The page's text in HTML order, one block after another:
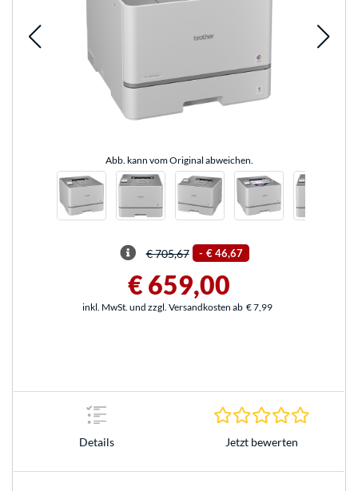
Abb. kann vom Original abweichen.
€ 705,67 - € 46,67
€ 659,00
inkl. MwSt. und zzgl. Versandkosten ab € 7,99
Details Jetzt bewerten